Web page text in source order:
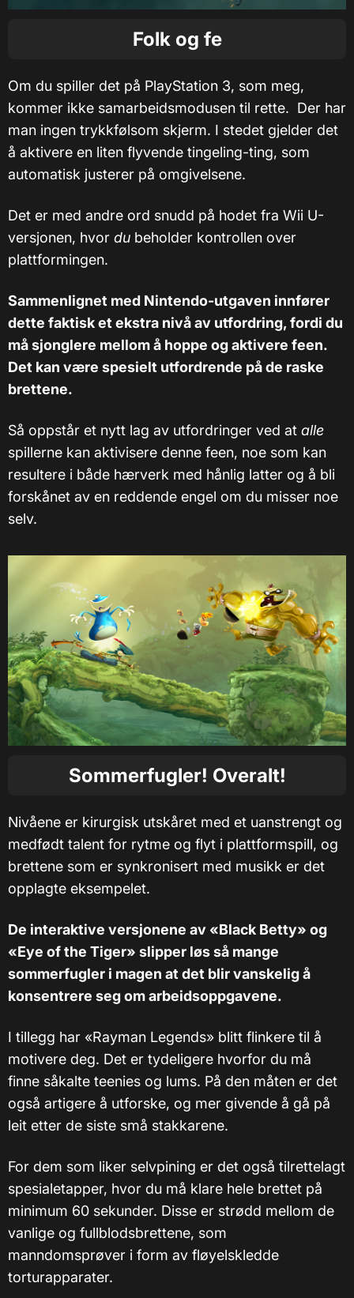
Folk og fe
Om du spiller det på PlayStation 3, som meg,
kommer ikke samarbeidsmodusen til rette. Der har
man ingen trykkfølsom skjerm. I stedet gjelder det
å aktivere en liten flyvende tingeling-ting, som
automatisk justerer på omgivelsene.
Det er med andre ord snudd på hodet fra Wii U-
versjonen, hvor du beholder kontrollen over
plattformingen.
Sammenlignet med Nintendo-utgaven innfører
dette faktisk et ekstra nivå av utfordring, fordi du
må sjonglere mellom å hoppe og aktivere feen.
Det kan være spesielt utfordrende på de raske
brettene.
Så oppstår et nytt lag av utfordringer ved at alle
spillerne kan aktivisere denne feen, noe som kan
resultere i både hærverk med hånlig latter og å bli
forskånet av en reddende engel om du misser noe
selv.
Sommerfugler! Overalt!
Nivåene er kirurgisk utskåret med et uanstrengt og
medfødt talent for rytme og flyt i plattformspill, og
brettene som er synkronisert med musikk er det
opplagte eksempelet.
De interaktive versjonene av «Black Betty» og
«Eye of the Tiger» slipper løs så mange
sommerfugler i magen at det blir vanskelig å
konsentrere seg om arbeidsoppgavene.
I tillegg har «Rayman Legends» blitt flinkere til å
motivere deg. Det er tydeligere hvorfor du må
finne såkalte teenies og lums. På den måten er det
også artigere å utforske, og mer givende å gå på
leit etter de siste små stakkarene.
For dem som liker selvpining er det også tilrettelagt
spesialetapper, hvor du må klare hele brettet på
minimum 60 sekunder. Disse er strødd mellom de
vanlige og fullblodsbrettene, som
manndomsprøver i form av fløyelskledde
torturapparater.